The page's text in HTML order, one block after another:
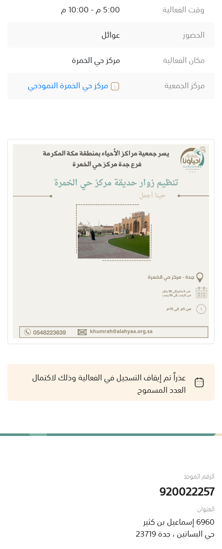
وقت الفعالية
5:00 م - 10:00 م
الحضور
عوائل
مكان الفعالية
مركز حي الخمرة
مركز الجمعية
مركز حي الخمرة النموذجي
عذراً تم إيقاف التسجيل في الفعالية وذلك لاكتمال
العدد المسموح
الرقم الموحد
920022257
العنوان
6960 إسماعيل بن كثير
حي البساتين ، جدة 23719